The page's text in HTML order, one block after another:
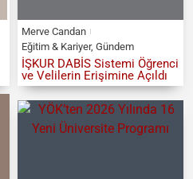
Merve Candan
Eğitim & Kariyer, Gündem
İŞKUR DABİS Sistemi Öğrenci
ve Velilerin Erişimine Açıldı